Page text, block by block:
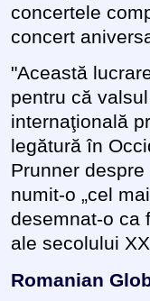
concertele
concert
"Această
pentru că
internaţională
legătură în
Prunner
numit-o „cel
desemnat-o ca
ale secolului
Romanian